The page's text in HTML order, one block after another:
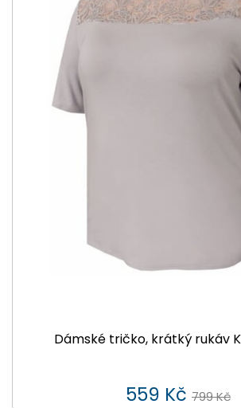
Dámské tričko, krátký rukáv
559 Kč 799 Kč